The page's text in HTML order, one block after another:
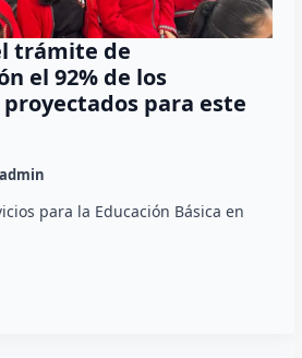
trámite de
el 92% de los
para este
admin
para la Educación Básica en